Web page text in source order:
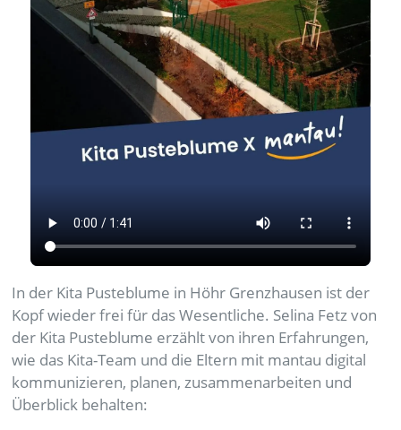
In der Kita Pusteblume in Höhr Grenzhausen ist der
Kopf wieder frei für das Wesentliche. Selina Fetz von
der Kita Pusteblume erzählt von ihren Erfahrungen,
wie das Kita-Team und die Eltern mit mantau digital
kommunizieren, planen, zusammenarbeiten und
Überblick behalten: